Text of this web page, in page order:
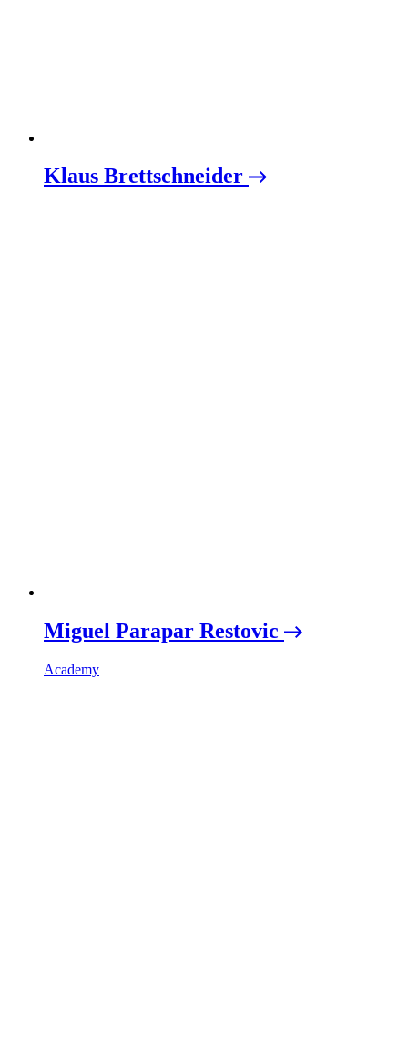
Klaus Brettschneider
Miguel Parapar Restovic
Academy